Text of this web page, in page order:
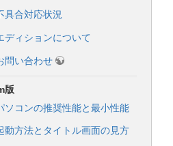
具合対応状況
ディションについて
問い合わせ
版
ソコンの推奨性能と最小性能
動方法とタイトル画面の見方